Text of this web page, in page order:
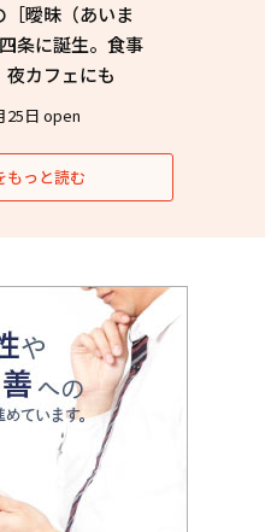
曖昧（あいま
条に誕生。食事
夜カフェにも
25日 open
もっと読む